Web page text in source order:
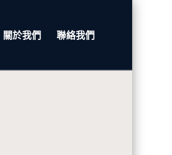
關於我們 聯絡我們